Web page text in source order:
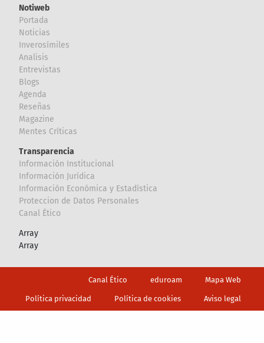
Notiweb
Portada
Noticias
Inverosímiles
Analisis
Entrevistas
Blogs
Agenda
Reseñas
Magazine
Mentes Críticas
Transparencia
Información Institucional
Información Jurídica
Información Económica y Estadística
Proteccion de Datos Personales
Canal Ético
Array
Array
Canal Ético eduroam Mapa Web
Política privacidad Política de cookies Aviso legal